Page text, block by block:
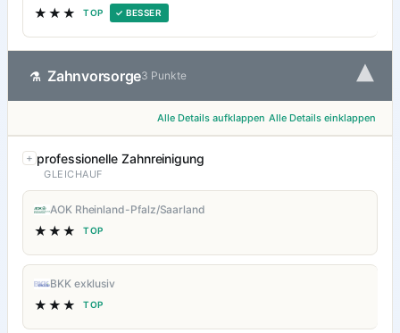
★★★ TOP ✓ BESSER
⚗ Zahnvorsorge3 Punkte ▾
Alle Details aufklappen Alle Details einklappen
professionelle Zahnreinigung
GLEICHAUF
AOK Rheinland-Pfalz/Saarland
★★★ TOP
BKK exklusiv
★★★ TOP